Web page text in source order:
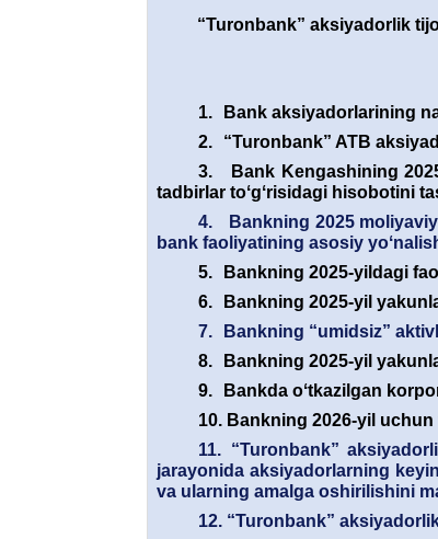
“Turonbank” aksiyadorlik
1.
Bank aksiyadorlarining
2.
“Turonbank” ATB
3.
Bank Kengashining
tadbirlar toʻgʻrisidagi hisobotini
4.
Bankning 2025
bank faoliyatining asosiy
5.
Bankning 2025-yildagi
6.
Bankning 2025-yil
7.
Bankning “umidsiz”
8.
Bankning 2025-yil
9.
Bankda oʻtkazilgan
10. Bankning 2026-yil
11.
“Turonbank”
jarayonida aksiyadorlarning
va ularning amalga oshirilishini
12. “Turonbank”